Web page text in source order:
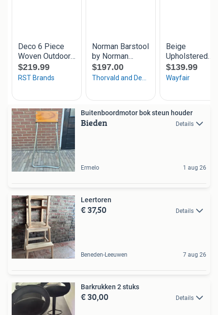
Buitenboordmotor bok steun houder
Bieden Details
Ermelo 1 aug 26
Leertoren
€ 37,50 Details
Beneden-Leeuwen 7 aug 26
Barkrukken 2 stuks
€ 30,00 Details